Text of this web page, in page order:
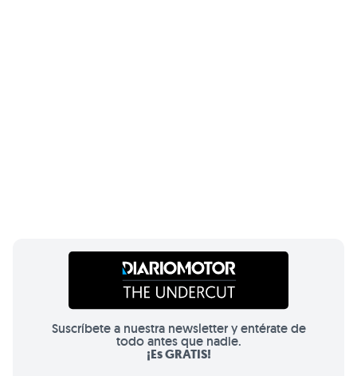
Suscríbete a nuestra newsletter y entérate de
todo antes que nadie.
¡Es GRATIS!